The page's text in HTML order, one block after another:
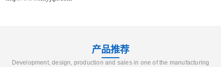
产品推荐
Development, design, production and sales in one of the manufacturing